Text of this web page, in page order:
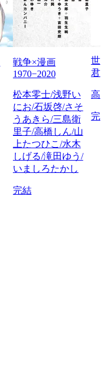
戦争×漫画
1970−2020
松本零士/浅野い
にお/石坂啓/さそ
うあきら/三島衛
里子/高橋しん/山
上たつひこ/水木
しげる/滝田ゆう/
いましろたかし
完結
世
君
高
完